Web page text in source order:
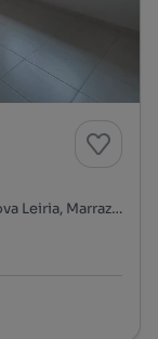
Rua de Caldas da Rainha - Urbanização Nova Leiria, Marrazes, Marrazes e Barosa, Leiria, Leiria